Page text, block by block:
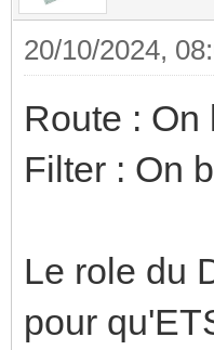
20/10/2024,
Route : On
Filter : On
Le role du
pour